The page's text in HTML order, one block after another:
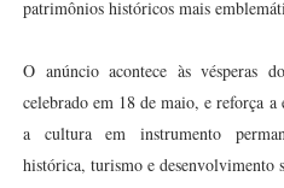
patrimônios históricos mais
O anúncio acontece às vésperas
celebrado em 18 de maio, e reforça
a cultura em instrumento
histórica, turismo e desenvolvimento